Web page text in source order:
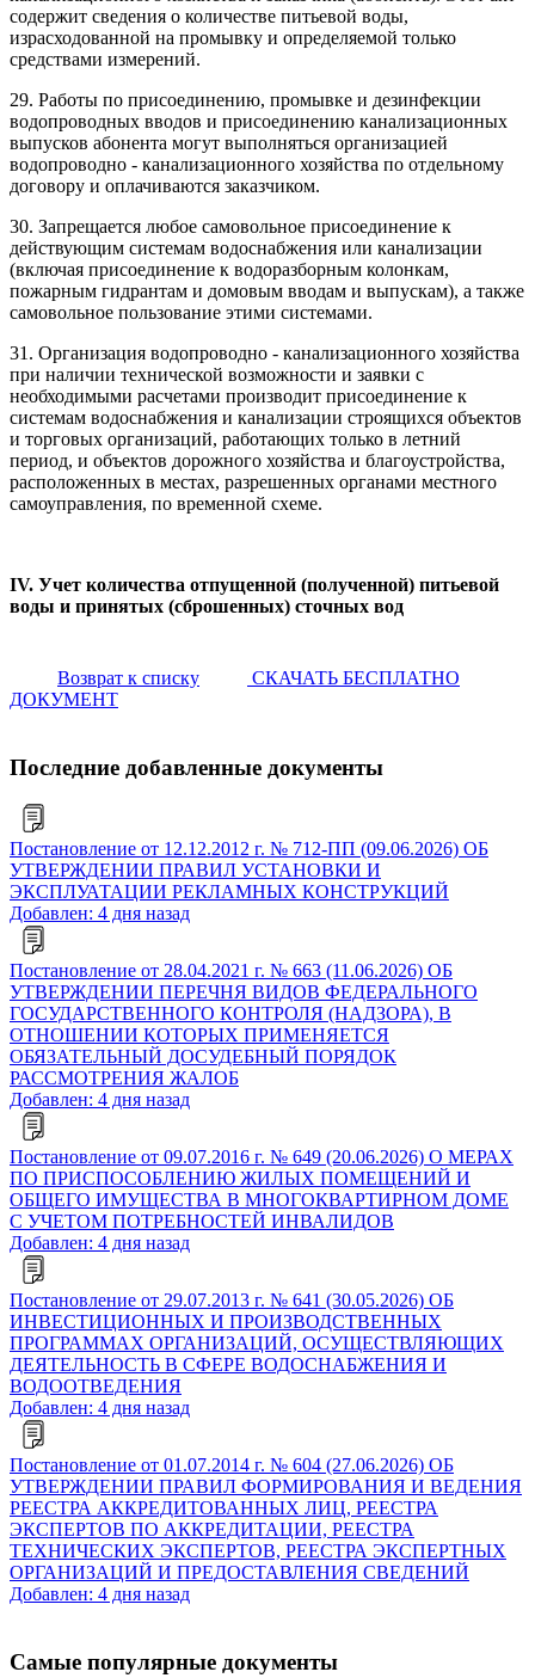
содержит сведения о количестве питьевой воды,
израсходованной на промывку и определяемой только
средствами измерений.
29. Работы по присоединению, промывке и дезинфекции
водопроводных вводов и присоединению канализационных
выпусков абонента могут выполняться организацией
водопроводно - канализационного хозяйства по отдельному
договору и оплачиваются заказчиком.
30. Запрещается любое самовольное присоединение к
действующим системам водоснабжения или канализации
(включая присоединение к водоразборным колонкам,
пожарным гидрантам и домовым вводам и выпускам), а также
самовольное пользование этими системами.
31. Организация водопроводно - канализационного хозяйства
при наличии технической возможности и заявки с
необходимыми расчетами производит присоединение к
системам водоснабжения и канализации строящихся объектов
и торговых организаций, работающих только в летний
период, и объектов дорожного хозяйства и благоустройства,
расположенных в местах, разрешенных органами местного
самоуправления, по временной схеме.
IV. Учет количества отпущенной (полученной) питьевой
воды и принятых (сброшенных) сточных вод
Возврат к списку
СКАЧАТЬ БЕСПЛАТНО
ДОКУМЕНТ
Последние добавленные документы
Постановление от 12.12.2012 г. № 712-ПП (09.06.2026) ОБ
УТВЕРЖДЕНИИ ПРАВИЛ УСТАНОВКИ И
ЭКСПЛУАТАЦИИ РЕКЛАМНЫХ КОНСТРУКЦИЙ
Добавлен: 4 дня назад
Постановление от 28.04.2021 г. № 663 (11.06.2026) ОБ
УТВЕРЖДЕНИИ ПЕРЕЧНЯ ВИДОВ ФЕДЕРАЛЬНОГО
ГОСУДАРСТВЕННОГО КОНТРОЛЯ (НАДЗОРА), В
ОТНОШЕНИИ КОТОРЫХ ПРИМЕНЯЕТСЯ
ОБЯЗАТЕЛЬНЫЙ ДОСУДЕБНЫЙ ПОРЯДОК
РАССМОТРЕНИЯ ЖАЛОБ
Добавлен: 4 дня назад
Постановление от 09.07.2016 г. № 649 (20.06.2026) О МЕРАХ
ПО ПРИСПОСОБЛЕНИЮ ЖИЛЫХ ПОМЕЩЕНИЙ И
ОБЩЕГО ИМУЩЕСТВА В МНОГОКВАРТИРНОМ ДОМЕ
С УЧЕТОМ ПОТРЕБНОСТЕЙ ИНВАЛИДОВ
Добавлен: 4 дня назад
Постановление от 29.07.2013 г. № 641 (30.05.2026) ОБ
ИНВЕСТИЦИОННЫХ И ПРОИЗВОДСТВЕННЫХ
ПРОГРАММАХ ОРГАНИЗАЦИЙ, ОСУЩЕСТВЛЯЮЩИХ
ДЕЯТЕЛЬНОСТЬ В СФЕРЕ ВОДОСНАБЖЕНИЯ И
ВОДООТВЕДЕНИЯ
Добавлен: 4 дня назад
Постановление от 01.07.2014 г. № 604 (27.06.2026) ОБ
УТВЕРЖДЕНИИ ПРАВИЛ ФОРМИРОВАНИЯ И ВЕДЕНИЯ
РЕЕСТРА АККРЕДИТОВАННЫХ ЛИЦ, РЕЕСТРА
ЭКСПЕРТОВ ПО АККРЕДИТАЦИИ, РЕЕСТРА
ТЕХНИЧЕСКИХ ЭКСПЕРТОВ, РЕЕСТРА ЭКСПЕРТНЫХ
ОРГАНИЗАЦИЙ И ПРЕДОСТАВЛЕНИЯ СВЕДЕНИЙ
Добавлен: 4 дня назад
Самые популярные документы